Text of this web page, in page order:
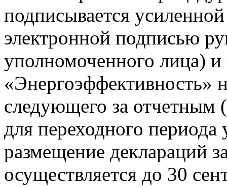
подписывается
электронной подписью
уполномоченного лица)
«Энергоэффективность»
следующего за
для переходного
размещение деклараций
осуществляется до 30